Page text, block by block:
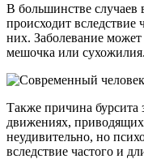
В большинстве случаев
происходит вследствие
них. Заболевание может
мешочка или сухожилия.
Также причина бурсита
движениях,
неудивительно, но
вследствие частого и